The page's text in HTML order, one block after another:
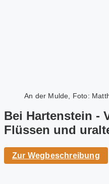
An der Mulde, Foto:
Bei Hartenstein -
Flüssen und
Zur Wegbeschreibung